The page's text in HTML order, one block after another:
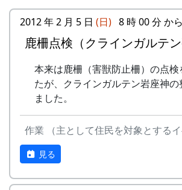
主催 : 岩座神地域協議会
問い合せ : 会長 XXXX 999-9999-
参加申込書：PDF
問い合せ・申込み：多可町地域
当：XX）
TEL XXXX-XX-XXXX
FAX XXXX-XX-XXXX
Email:mailaddress
INAKA 応縁隊 ～ 田舎 yell
プログラム
日
7/27（土)
11:00
オリエンテー
2012 年 2 月 5 日 (日) 8 時 00 分 から
鹿柵点検（クラインガルテン
本来は鹿柵（害獣防止柵）の点
たが、クラインガルテン岩座神
ました。
作業 （主として住民を対象とするイ
見る